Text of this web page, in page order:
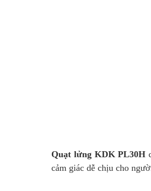
Quạt lửng KDK PL30H
cảm giác dễ chịu cho